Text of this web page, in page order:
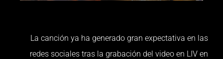
La canción ya ha generado gran expectativa en las
redes sociales tras la grabación del video en LIV en